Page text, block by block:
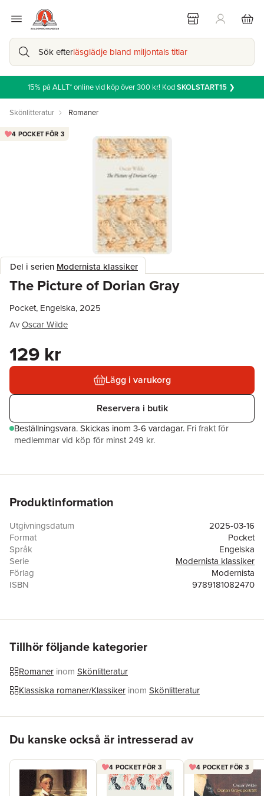
Sök efterläsglädje bland miljontals titlar
15% på ALLT* online vid köp över 300 kr! KodSKOLSTART15❯
Skönlitteratur Romaner
Del i serien Modernista klassiker
The Picture of Dorian Gray
4 POCKET FÖR 3
Pocket, Engelska, 2025
AvOscar Wilde
129 kr
Lägg i varukorg
Reservera i butik
Beställningsvara.Skickas inom 3-6 vardagar. Fri frakt för
medlemmar vid köp för minst 249 kr.
Produktinformation
Utgivningsdatum
2025-03-16
Format
Pocket
Språk
Engelska
Serie
Modernista klassiker
Förlag
Modernista
ISBN
9789181082470
Tillhör följande kategorier
Romaner inom Skönlitteratur
Klassiska romaner/Klassiker inom Skönlitteratur
Du kanske också är intresserad av
4 POCKET FÖR 3 4 POCKET FÖR 3